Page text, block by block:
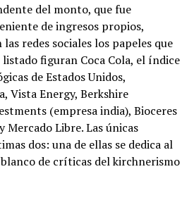
del monto, que fue
de ingresos propios,
redes sociales los papeles que
figuran Coca Cola, el índice
de Estados Unidos,
Vista Energy, Berkshire
(empresa india), Bioceres
Mercado Libre. Las únicas
dos: una de ellas se dedica al
de críticas del kirchnerismo